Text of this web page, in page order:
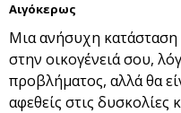
Αιγόκερως
Μια ανήσυχη
στην οικογένειά σου,
προβλήματος, αλλά θα
αφεθείς στις